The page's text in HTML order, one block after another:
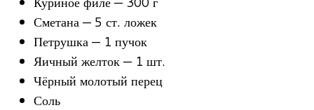
Сметана — 5 ст. ложек
Петрушка — 1 пучок
Яичный желток — 1 шт.
Чёрный молотый перец
Соль